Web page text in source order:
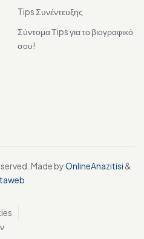
Tips Συνέντευξης
Σύντομα Τips για το βιογραφικό
σου!
Made byOnlineAnazitisi &